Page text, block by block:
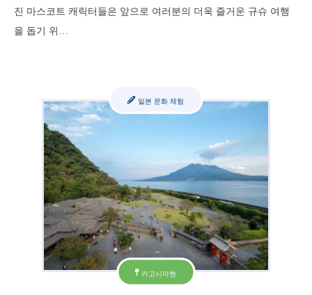
진 마스코트 캐릭터들은 앞으로 여러분의 더욱 즐거운 규슈 여행
을 돕기 위…
카고시마현
일본 문화 체험